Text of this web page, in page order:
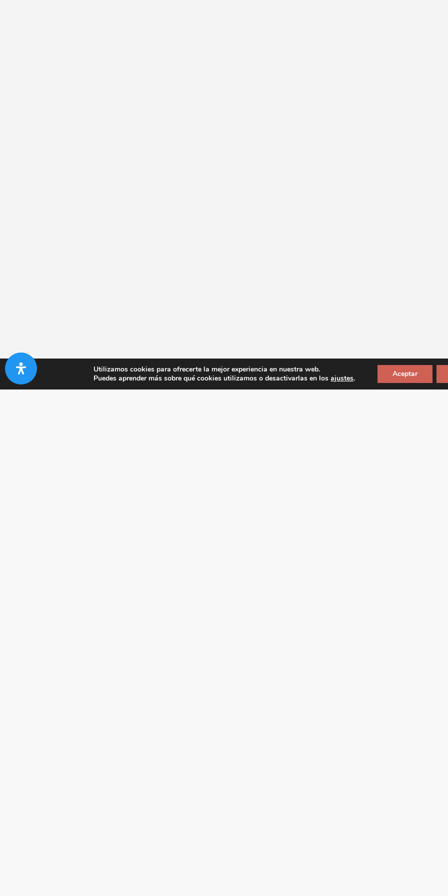
Utilizamos cookies para ofrecerte la mejor experiencia en nuestra web.
Puedes aprender más sobre qué cookies utilizamos o desactivarlas en losajustes. Aceptar